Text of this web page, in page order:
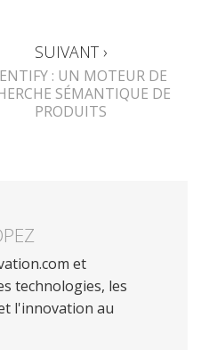
SUIVANT ›
: UN MOTEUR DE
SÉMANTIQUE DE
PRODUITS
et
technologies, les
l'innovation au